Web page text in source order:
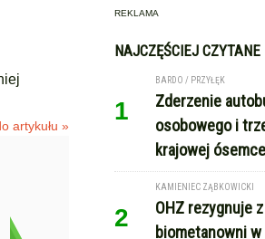
artykułu »
REKLAMA
NAJCZĘŚCIEJ CZYTANE
1
BARDO / PRZYŁĘK
Zderzenie
osobowego i
krajowej
2
KAMIENIEC ZĄBKOWICKI
OHZ rezygnuje
biometanowni